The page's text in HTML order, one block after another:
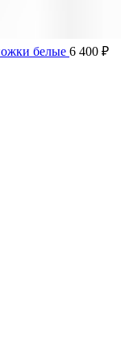
белые 6 400 ₽